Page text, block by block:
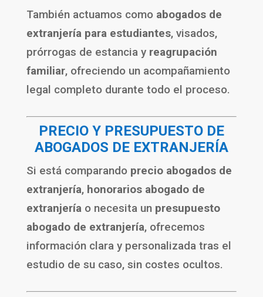
También actuamos como abogados de
extranjería para estudiantes, visados,
prórrogas de estancia y reagrupación
familiar, ofreciendo un acompañamiento
legal completo durante todo el proceso.
PRECIO Y PRESUPUESTO DE
ABOGADOS DE EXTRANJERÍA
Si está comparando precio abogados de
extranjería, honorarios abogado de
extranjeríao necesita un presupuesto
abogado de extranjería, ofrecemos
información clara y personalizada tras el
estudio de su caso, sin costes ocultos.